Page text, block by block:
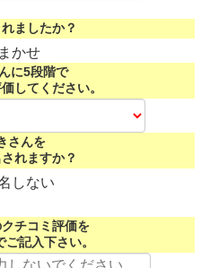
ましたか？
かせ
に5段階で
してください。
さんを
れますか？
しない
チコミ評価を
記入下さい。